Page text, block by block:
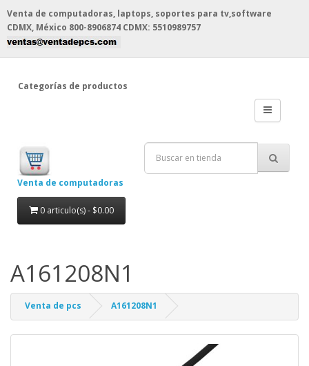
Venta de computadoras, laptops, soportes para tv,software
CDMX, México 800-8906874 CDMX: 5510989757
Categorías de productos
Venta de computadoras
0 articulo(s) - $0.00
A161208N1
Venta de pcs A161208N1